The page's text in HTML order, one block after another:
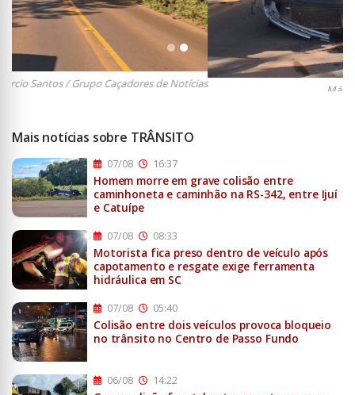
Márcio Santos / Grupo Caçadores de Notícias
Mais notícias sobre TRÂNSITO
07/08 16:37
Homem morre em grave colisão entre
caminhoneta e caminhão na RS-342, entre Ijuí
e Catuípe
07/08 08:33
Motorista fica preso dentro de veículo após
capotamento e resgate exige ferramenta
hidráulica em SC
07/08 05:40
Colisão entre dois veículos provoca bloqueio
no trânsito no Centro de Passo Fundo
06/08 14:22